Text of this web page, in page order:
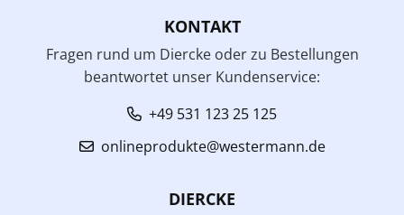
KONTAKT
Fragen rund um Diercke oder zu Bestellungen
beantwortet unser Kundenservice:
+49 531 123 25 125
onlineprodukte@westermann.de
DIERCKE